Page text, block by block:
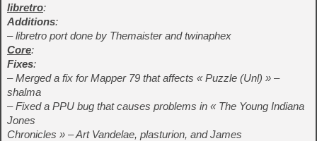
libretro:
Additions:
– libretro port done by Themaister and twinaphex
Core:
Fixes:
– Merged a fix for Mapper 79 that affects « Puzzle (Unl) » –
shalma
– Fixed a PPU bug that causes problems in « The Young Indiana
Jones
Chronicles » – Art Vandelae, plasturion, and James